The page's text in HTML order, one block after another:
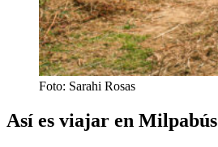
Foto: Sarahi Rosas
Así es viajar en Milpabús